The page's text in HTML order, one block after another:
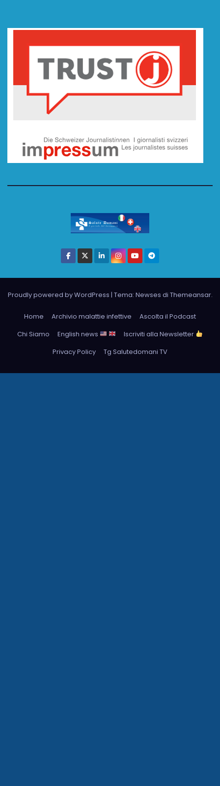
Proudly powered by WordPress | Tema: Newses di Themeansar.
Home Archivio malattie infettive
Ascolta il Podcast
Chi Siamo
English news
Iscriviti alla Newsletter
Privacy Policy
Tg Salutedomani TV